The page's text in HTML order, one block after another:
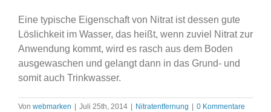
Eine typische Eigenschaft von Nitrat ist dessen gute
Löslichkeit im Wasser, das heißt, wenn zuviel Nitrat zur
Anwendung kommt, wird es rasch aus dem Boden
ausgewaschen und gelangt dann in das Grund- und
somit auch Trinkwasser.
Von webmarken Juli 25th, 2014 Nitratentfernung 0 Kommentare